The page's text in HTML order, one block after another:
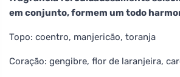
em conjunto, formem um todo
Topo: coentro, manjericão, toranja
Coração: gengibre, flor de laranjeira,